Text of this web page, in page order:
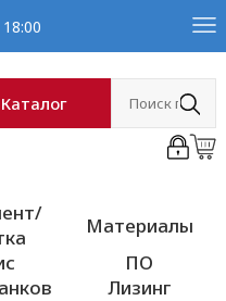
Каталог
Материалы
ПО
Лизинг